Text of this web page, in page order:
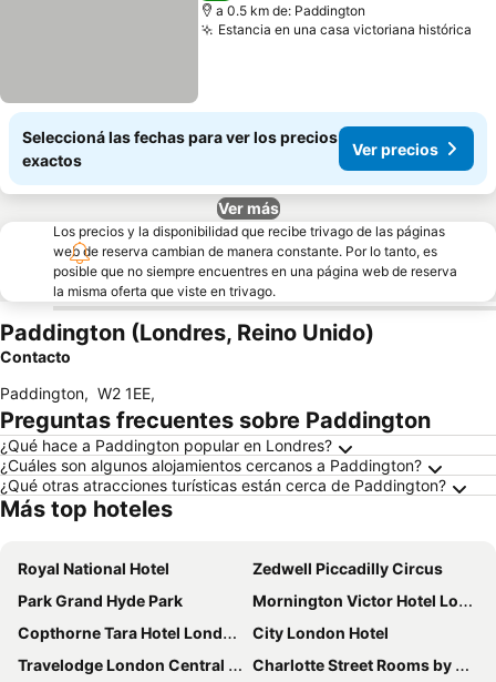
a 0.5 km de: Paddington
Estancia en una casa victoriana histórica
Seleccioná las fechas para ver los precios
exactos
Ver precios
Ver más
Los precios y la disponibilidad que recibe trivago de las páginas
web de reserva cambian de manera constante. Por lo tanto, es
posible que no siempre encuentres en una página web de reserva
la misma oferta que viste en trivago.
Paddington (Londres, Reino Unido)
Contacto
Paddington, W2 1EE,
Preguntas frecuentes sobre Paddington
¿Qué hace a Paddington popular en Londres?
¿Cuáles son algunos alojamientos cercanos a Paddington?
¿Qué otras atracciones turísticas están cerca de Paddington?
Más top hoteles
Royal National Hotel
Zedwell Piccadilly Circus
Park Grand Hyde Park
Mornington Victor Hotel London Belgravia
Copthorne Tara Hotel London Kensington
City London Hotel
Travelodge London Central City Road
Charlotte Street Rooms by News Hotel